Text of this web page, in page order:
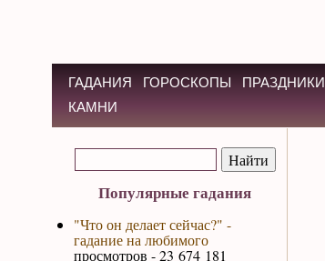
ГАДАНИЯ ГОРОСКОПЫ ПРАЗДНИКИ
КАМНИ
Популярные гадания
"Что он делает сейчас?" -
гадание на любимого
просмотров - 23 674 181